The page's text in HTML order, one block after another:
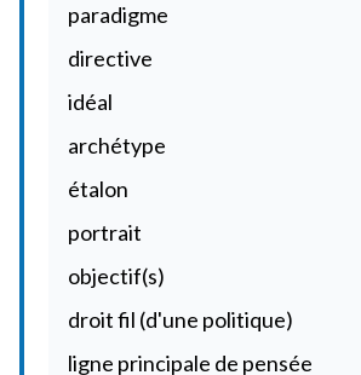
paradigme
directive
idéal
archétype
étalon
portrait
objectif(s)
droit fil (d'une politique)
ligne principale de pensée